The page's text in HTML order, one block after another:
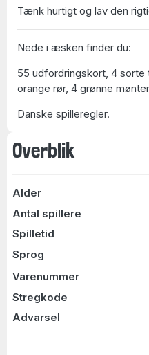
Overblik
Alder
Antal spillere
Spilletid
Sprog
Varenummer
Stregkode
Advarsel
Tænk hurtigt og lav den
Nede i æsken finder du:
55 udfordringskort, 4
orange rør, 4 grønne
Danske spilleregler.